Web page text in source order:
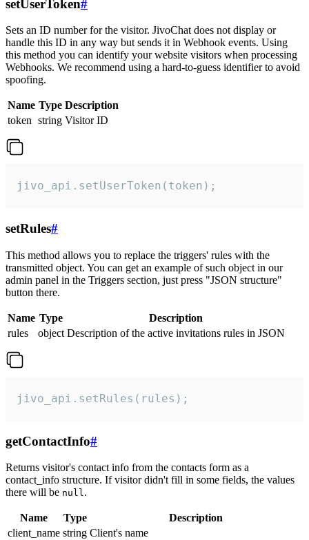
setUserToken#
Sets an ID number for the visitor. JivoChat does not display or
handle this ID in any way but sends it in Webhook events. Using
this method you can identify your website visitors when processing
Webhooks. We recommend using a hard-to-guess identifier to avoid
spoofing.
Name Type Description
token string Visitor ID
jivo_api.setUserToken(token);
setRules#
This method allows you to replace the triggers' rules with the
transmitted object. You can get an example of such object in our
admin panel in the Triggers section, just press "JSON structure"
button there.
Name Type
Description
rules
object Description of the active invitations rules in JSON
jivo_api.setRules(rules);
getContactInfo#
Returns visitor's contact info from the contacts form as a
contact_info structure. If visitor didn't fill in some fields, the values
there will be null.
Name Type
Description
client_name string Client's name